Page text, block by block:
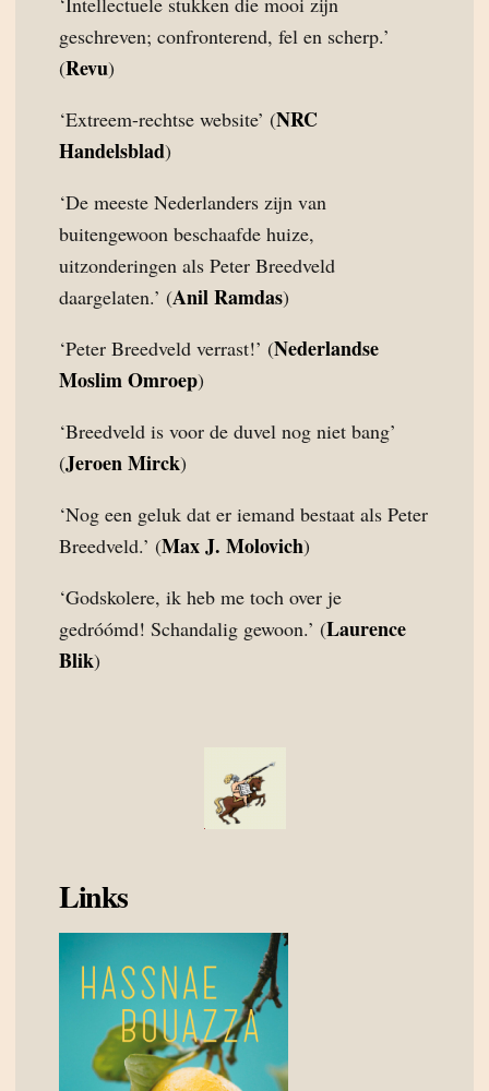
geschreven; confronterend, fel en scherp.’
(Revu)
‘Extreem-rechtse website’ (NRC
Handelsblad)
‘De meeste Nederlanders zijn van
buitengewoon beschaafde huize,
uitzonderingen als Peter Breedveld
daargelaten.’ (Anil Ramdas)
‘Peter Breedveld verrast!’ (Nederlandse
Moslim Omroep)
‘Breedveld is voor de duvel nog niet bang’
(Jeroen Mirck)
‘Nog een geluk dat er iemand bestaat als Peter
Breedveld.’ (Max J. Molovich)
‘Godskolere, ik heb me toch over je
gedróómd! Schandalig gewoon.’ (Laurence
Blik)
Links